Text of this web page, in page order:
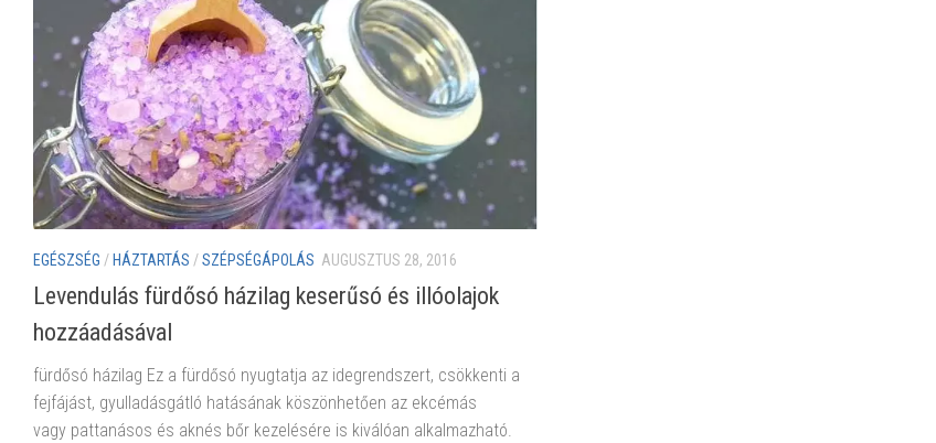
EGÉSZSÉG / HÁZTARTÁS /SZÉPSÉGÁPOLÁS AUGUSZTUS 28, 2016
Levendulás fürdősó házilag keserűsó és illóolajok
hozzáadásával
fürdősó házilag Ez a fürdősó nyugtatja az idegrendszert, csökkenti a
fejfájást, gyulladásgátló hatásának köszönhetően az ekcémás
vagy pattanásos és aknés bőr kezelésére is kiválóan alkalmazható.